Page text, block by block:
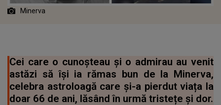
Minerva
Cei care o cunoșteau și o admirau au venit
astăzi să își ia rămas bun de la Minerva,
celebra astroloagă care și-a pierdut viața la
doar 66 de ani, lăsând în urmă tristețe și dor.